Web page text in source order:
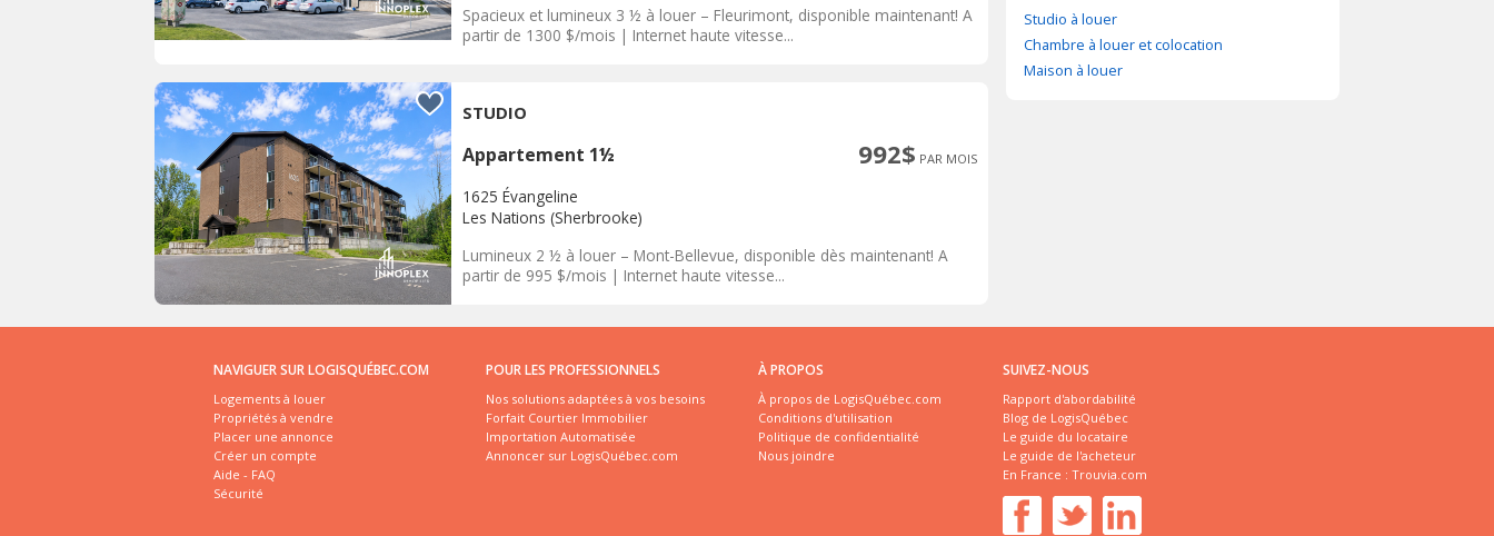
Spacieux et lumineux 3 ½ à louer – Fleurimont, disponible maintenant! A
partir de 1300 $/mois | Internet haute vitesse...
STUDIO
Appartement 1½ 992$ PAR MOIS
1625 Évangeline
Les Nations (Sherbrooke)
Lumineux 2 ½ à louer – Mont-Bellevue, disponible dès maintenant! A
partir de 995 $/mois | Internet haute vitesse...
Studio à louer
Chambre à louer et colocation
Maison à louer
NAVIGUER SUR LOGISQUÉBEC.COM
Logements à louer
Propriétés à vendre
Placer une annonce
Créer un compte
Aide - FAQ
Sécurité
POUR LES PROFESSIONNELS
Nos solutions adaptées à vos besoins
Forfait Courtier Immobilier
Importation Automatisée
Annoncer sur LogisQuébec.com
À PROPOS
À propos de LogisQuébec.com
Conditions d'utilisation
Politique de confidentialité
Nous joindre
SUIVEZ-NOUS
Rapport d'abordabilité
Blog de LogisQuébec
Le guide du locataire
Le guide de l'acheteur
En France : Trouvia.com